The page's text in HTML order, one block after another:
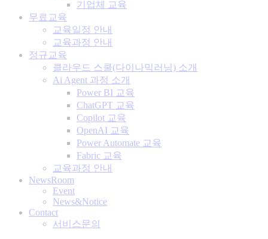
기업체 교육
무료교육
교육일정 안내
교육과정 안내
정규교육
클라우드 스쿨(다이나믹러닝) 소개
Ai Agent 과정 소개
Power BI 교육
ChatGPT 교육
Copilot 교육
OpenAI 교육
Power Automate 교육
Fabric 교육
교육과정 안내
NewsRoom
Event
News&Notice
Contact
서비스문의